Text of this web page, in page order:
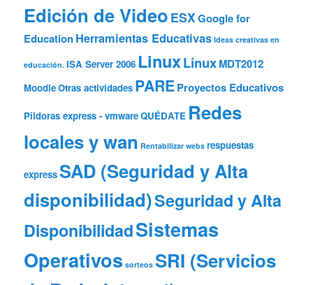
Edición de Video ESXGoogle for
EducationHerramientas Educativas Ideas creativas en
educación. ISA Server 2006 LinuxLinuxMDT2012
MoodleOtras actividades PAREProyectos Educativos
Píldoras express - vmwareQUÉDATE Redes
locales y wan Rentabilizar webs respuestas
expressSAD (Seguridad y Alta
disponibilidad)Seguridad y Alta
DisponibilidadSistemas
Operativos sorteos SRI (Servicios